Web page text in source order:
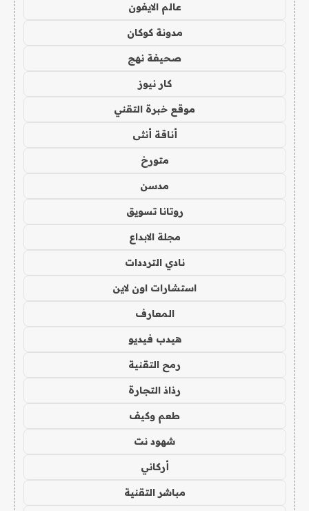
عالم الايفون
مدونة كوكان
صحيفة نهج
كار نيوز
موقع خبرة التقني
أناقة أنثى
متورخ
مدسن
روتانا تسويق
مجلة الابداع
نادي الترددات
استشارات اون لاين
المعارف
هيدب فيديو
رمح التقنية
رذاذ التجارة
طعم وكيف
شهود نت
أركاني
مباشر التقنية